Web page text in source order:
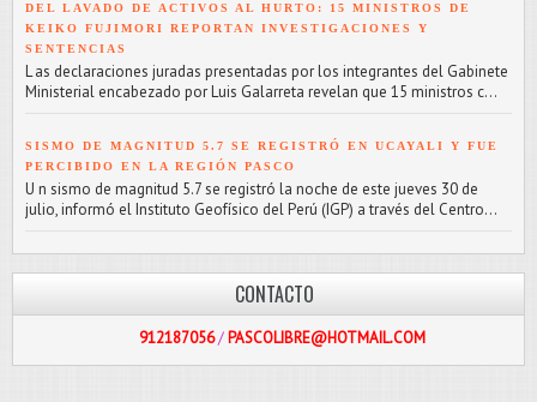
DEL LAVADO DE ACTIVOS AL HURTO: 15 MINISTROS DE
KEIKO FUJIMORI REPORTAN INVESTIGACIONES Y
SENTENCIAS
L as declaraciones juradas presentadas por los integrantes del Gabinete
Ministerial encabezado por Luis Galarreta revelan que 15 ministros c...
SISMO DE MAGNITUD 5.7 SE REGISTRÓ EN UCAYALI Y FUE
PERCIBIDO EN LA REGIÓN PASCO
U n sismo de magnitud 5.7 se registró la noche de este jueves 30 de
julio, informó el Instituto Geofísico del Perú (IGP) a través del Centro...
CONTACTO
PASCOLIBRE@HOTMAIL.COM